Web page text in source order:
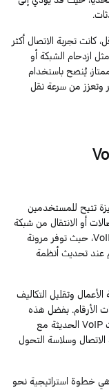
،كانتتجربةالاتصالأكثر
ازدحام الشبكة أو
يُنصح باستخدام
وتعزز من سرعة نقل
تتيح للمستخدمين
أو الانتقالمنشبكة
، حيث توفر مرونة
عند تحديث أنظمة
الأعمالوتقليلالتكاليف
الأرقام.بفضلهذه
VoIPالحديثة مع
وسلاسة التحول
خطوة استراتيجية نحو